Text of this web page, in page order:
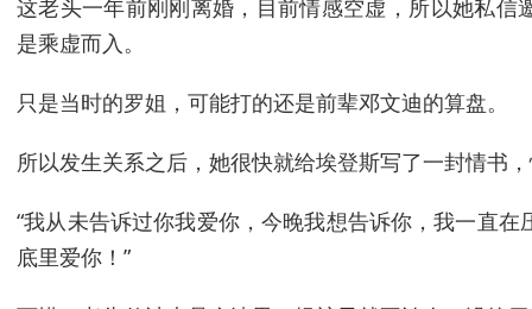
这老头一年前刚刚离婚，目前情感空虚，所以她私信
是乘虚而入。
只是当时的罗姐，可能打的还是前辈邓文迪的算盘。
所以发生关系之后，她很快就给埃登斯写了一封情书
“我从未告诉过你我爱你，今晚我想告诉你，我一直
底里爱你！”